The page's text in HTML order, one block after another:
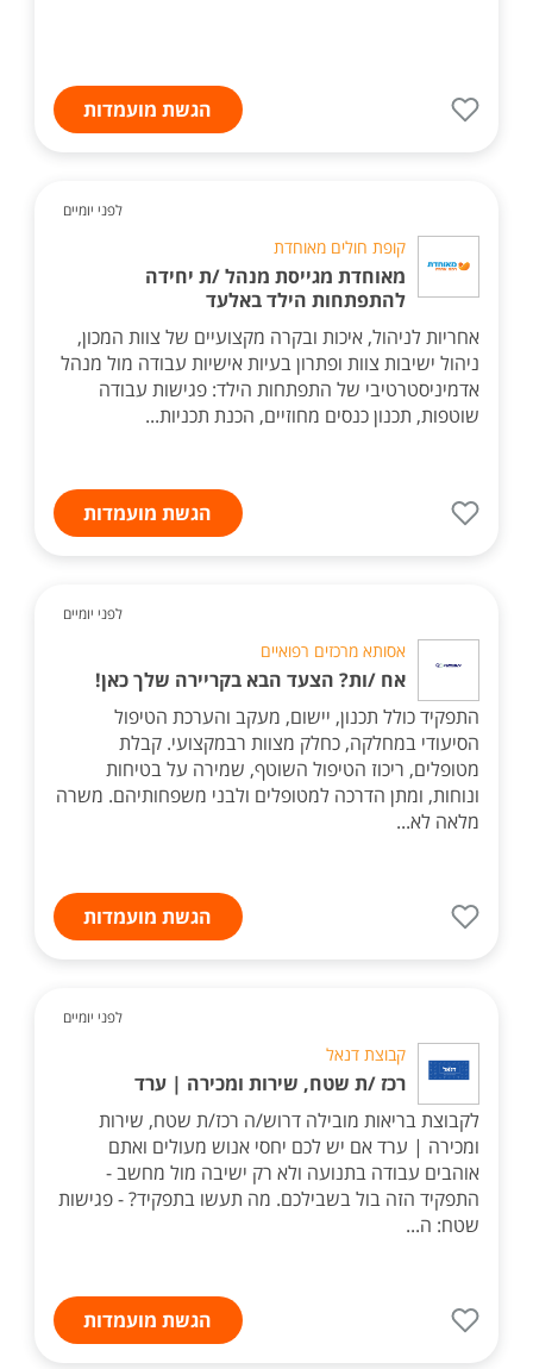
הגשת מועמדות
לפני יומיים
קופת חולים מאוחדת
מאוחדת מגייסת מנהל /ת יחידה
להתפתחות הילד באלעד
אחריות לניהול, איכות ובקרה מקצועיים של צוות המכון,
ניהול ישיבות צוות ופתרון בעיות אישיות עבודה מול מנהל
אדמיניסטרטיבי של התפתחות הילד: פגישות עבודה
שוטפות, תכנון כנסים מחוזיים, הכנת תכניות...
הגשת מועמדות
לפני יומיים
אסותא מרכזים רפואיים
אח /ות? הצעד הבא בקריירה שלך כאן!
התפקיד כולל תכנון, יישום, מעקב והערכת הטיפול
הסיעודי במחלקה, כחלק מצוות רבמקצועי. קבלת
מטופלים, ריכוז הטיפול השוטף, שמירה על בטיחות
ונוחות, ומתן הדרכה למטופלים ולבני משפחותיהם. משרה
מלאה לא...
הגשת מועמדות
לפני יומיים
קבוצת דנאל
רכז /ת שטח, שירות ומכירה | ערד
לקבוצת בריאות מובילה דרוש/ה רכז/ת שטח, שירות
ומכירה | ערד אם יש לכם יחסי אנוש מעולים ואתם
אוהבים עבודה בתנועה ולא רק ישיבה מול מחשב -
התפקיד הזה בול בשבילכם. מה תעשו בתפקיד? - פגישות
שטח: ה...
הגשת מועמדות